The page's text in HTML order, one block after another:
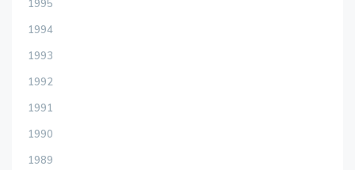
1995
1994
1993
1992
1991
1990
1989